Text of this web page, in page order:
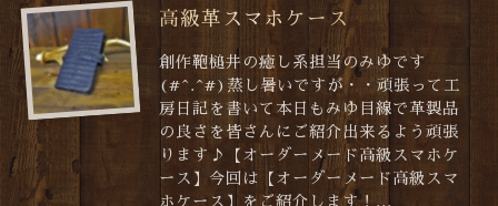
高級革スマホケース
創作鞄槌井の癒し系担当のみゆです
(#^.^#)蒸し暑いですが・・頑張って工
房日記を書いて本日もみゆ目線で革製品
の良さを皆さんにご紹介出来るよう頑張
ります♪【オーダーメード高級スマホケ
ース】今回は【オーダーメード高級スマ
ホケース】をご紹介します！...